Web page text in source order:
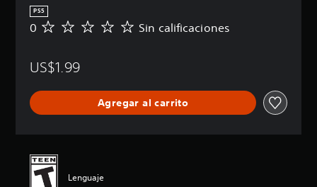
PS5
S
c
i
a
c
0 Sin calificaciones
US$1.99
Agregar al carrito
Lenguaje